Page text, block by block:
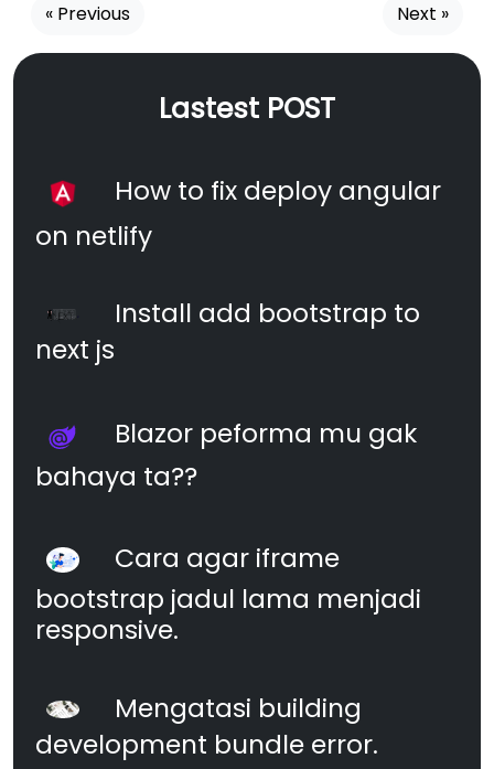
« Previous Next »
Lastest POST
How to fix deploy angular
on netlify
Install add bootstrap to
next js
Blazor peforma mu gak
bahaya ta??
Cara agar iframe
bootstrap jadul lama menjadi
responsive.
Mengatasi building
development bundle error.